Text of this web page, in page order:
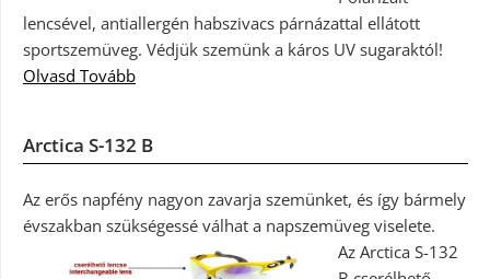
lencsével, antiallergén habszivacs párnázattal ellátott
sportszemüveg. Védjük szemünk a káros UV sugaraktól!
Olvasd Tovább
Arctica S-132 B
Az erős napfény nagyon zavarja szemünket, és így bármely
évszakban szükségessé válhat a napszemüveg viselete.
Az Arctica S-132